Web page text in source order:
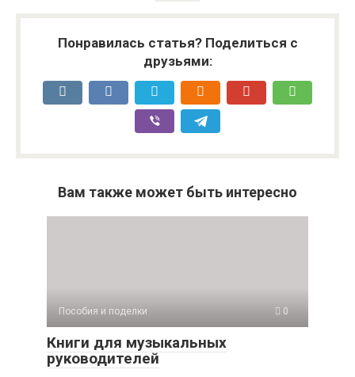
Понравилась статья? Поделиться с
друзьями:
Вам также может быть интересно
Пособия и поделки 0
Книги для музыкальных
руководителей